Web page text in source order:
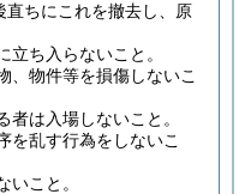
ちにこれを撤去し、原
立ち入らないこと。
、物件等を損傷しないこ
は入場しないこと。
を乱す行為をしないこ
いこと。